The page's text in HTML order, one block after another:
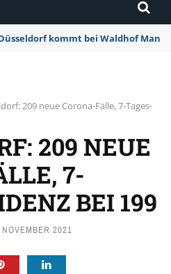
kommt bei Waldhof
209 neue Corona-Fälle, 7-Tages-
209 NEUE
7-
BEI 199
2021